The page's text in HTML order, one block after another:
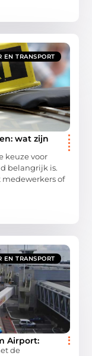
EN TRANSPORT
wat zijn
keuze voor
belangrijk is.
medewerkers of
EN TRANSPORT
Airport:
de